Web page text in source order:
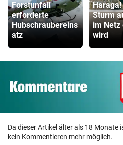
Forstunfall
erforderte
Hubschraubereins
atz
Haraga!
Sturm
im Netz
wird
Da dieser Artikel älter als 18 Monate
kein Kommentieren mehr möglich.